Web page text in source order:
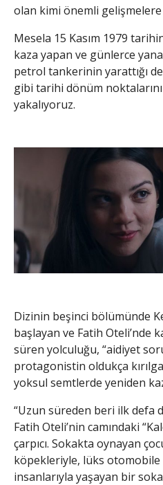
olan kimi önemli
Mesela 15 Kasım 1979
kaza yapan ve günlerce
petrol tankerinin yarattığı
gibi tarihi dönüm noktalarını
yakalıyoruz.
Dizinin beşinci bölümünde
başlayan ve Fatih Oteli’nde
süren yolculuğu, “aidiyet
protagonistin oldukça
yoksul semtlerde yeniden
“Uzun süreden beri ilk defa
Fatih Oteli’nin camındaki
çarpıcı. Sokakta oynayan
köpekleriyle, lüks
insanlarıyla yaşayan bir